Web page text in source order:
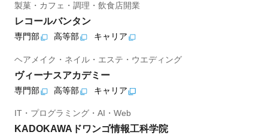
製菓・カフェ・調理・飲食店開業
レコールバンタン
専門部 高等部 キャリア
ヘアメイク・ネイル・エステ・ウエディング
ヴィーナスアカデミー
専門部 高等部 キャリア
IT・プログラミング・AI・Web
KADOKAWAドワンゴ情報工科学院